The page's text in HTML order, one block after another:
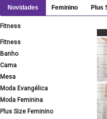
Novidades Feminino Plus
Fitness
Fitness
Banho
Cama
Mesa
Moda Evangélica
Moda Feminina
Plus Size Feminino